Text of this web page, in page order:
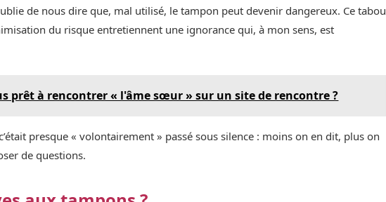
de nous dire que, mal utilisé, le tampon peut devenir dangereux. Ce tabou
du risque entretiennent une ignorance qui, à mon sens, est
prêt à rencontrer « l'âme sœur » sur un site de rencontre ?
presque « volontairement » passé sous silence : moins on en dit, plus on
de questions.